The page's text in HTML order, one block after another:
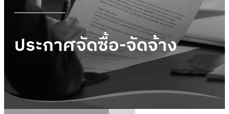
ประกาศจัดซื้อ-จัดจ้าง